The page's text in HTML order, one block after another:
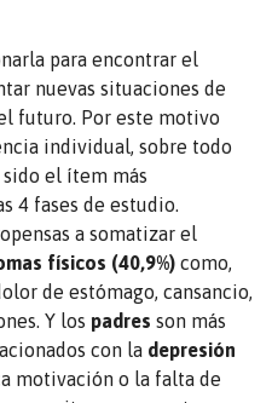
para encontrar el
nuevas situaciones de
futuro. Por este motivo
individual, sobre todo
sido el ítem más
4 fases de estudio.
a somatizar el
físicos (40,9%) como,
de estómago, cansancio,
Y los padres son más
con la depresión
motivación o la falta de